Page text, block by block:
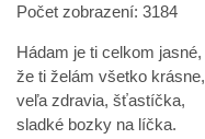
Počet zobrazení: 3184
Hádam je ti celkom jasné,
že ti želám všetko krásne,
veľa zdravia, šťastíčka,
sladké bozky na líčka.